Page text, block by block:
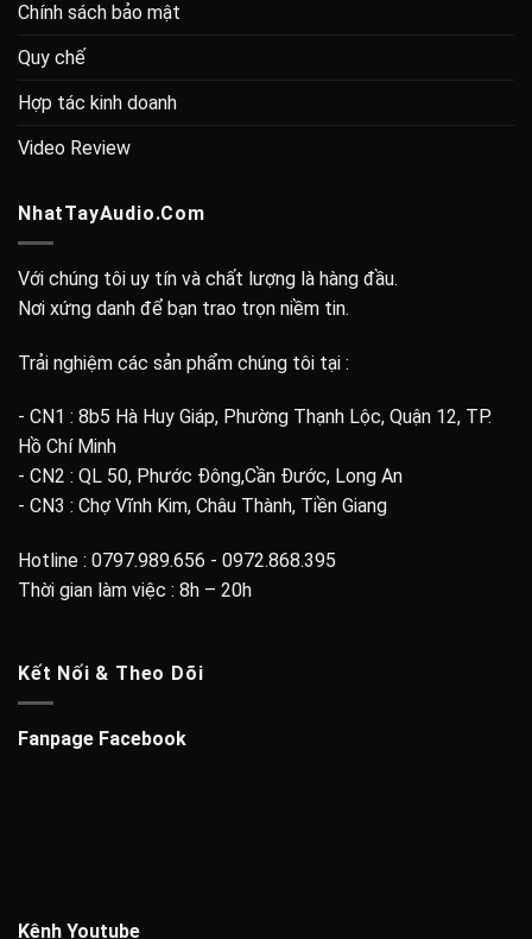
Chính sách bảo mật
Quy chế
Hợp tác kinh doanh
Video Review
NhatTayAudio.Com
Với chúng tôi uy tín và chất lượng là hàng đầu.
Nơi xứng danh để bạn trao trọn niềm tin.
Trải nghiệm các sản phẩm chúng tôi tại :
- CN1 : 8b5 Hà Huy Giáp, Phường Thạnh Lộc, Quận 12, TP.
Hồ Chí Minh
- CN2 : QL 50, Phước Đông,Cần Đước, Long An
- CN3 : Chợ Vĩnh Kim, Châu Thành, Tiền Giang
Hotline : 0797.989.656 - 0972.868.395
Thời gian làm việc : 8h – 20h
Kết Nối & Theo Dõi
Fanpage Facebook
Kênh Youtube